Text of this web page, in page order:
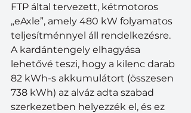
FTP által tervezett, kétmotoros
„eAxle”, amely 480 kW folyamatos
teljesítménnyel áll rendelkezésre.
A kardántengely elhagyása
lehetővé teszi, hogy a kilenc darab
82 kWh-s akkumulátort (összesen
738 kWh) az alváz adta szabad
szerkezetben helyezzék el, és ez